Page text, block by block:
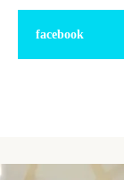
facebook